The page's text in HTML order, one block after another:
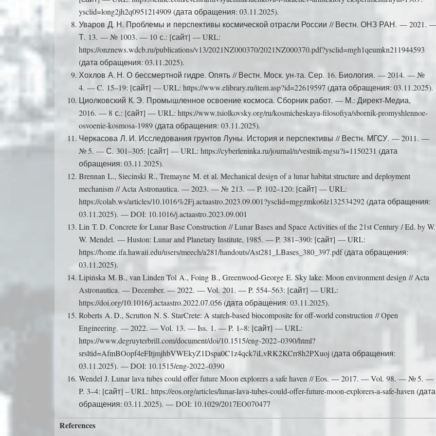
ysclid=long2jh2q0951214909 (дата обращения: 03.11.2025).
Уваров Д. Н. Проблемы и перспективы космической отрасли России // Вестн. ОНЗ РАН. — 2021.
Т. 13. — № 1003. — 10 с.: [сайт] — URL:
https://onznews.wdcb.ru/publications/v13/2021NZ000370/2021NZ000370.pdf?ysclid=­mgh1qeumkn211944593
(дата обращения: 03.11.2025).
Хохлов А. Н. О бессмертной гидре. Опять // Вестн. Моск. ун-та. Сер. 16. Биология. — 2014. — №
4. — C. 15–19: [сайт] — URL: https://www.elibrary.ru/item.asp?id=22619597 (дата обращения: 03.11.2025).
Циолковский К. Э. Промышленное освоение космоса. Сборник работ. — М.: Директ-Медиа,
2016. — 8 с.: [сайт] — URL: https://www.tsiolkovsky.org/ru/kosmicheskaya-filosofiya/sbornik-promyshlennoe-
osvoenie-kosmosa-1989 (дата обращения: 03.11.2025).
Черкасова Л. И. Исследования грунтов Луны. История и перспективы // Вестн. МГСУ. — 2011. —
№ 5. — С. 301–305: [сайт] — URL: https://cyberleninka.ru/journal/n/vestnik-mgsu?i=1150231 (дата
обращения: 03.11.2025).
Brennan L., Siecinski R., Tremayne M. et al. Mechanical design of a lunar habitat structure and deployment
mechanism // Acta Astronautica. — 2023. — № 213. — P. 102–120: [сайт] — URL:
https://colab.ws/articles/10.1016 %2Fj.actaastro.2023.09.001?ysclid=mggzmko6lz132534292 (дата обращения:
03.11.2025). — DOI: 10.1016/j.actaastro.2023.09.001
Lin T. D. Concrete for Lunar Base Construction // Lunar Bases and Space Activities of the 21st Century / Ed. by
W. Mendel. — Huston: Lunar and Planetary Institute, 1985. — P. 381–390: [сайт] — URL:
https://home.ifa.hawaii.edu/users/meech/a281/handouts/Ast281_LBases_380_397.pdf (дата обращения:
03.11.2025).
Lipińska M. B., van Linden Tol A., Foing B., Greenwood-George E. Sky lake: Moon environment design // Acta
Astronautica. — December. — 2022. — Vol. 201. — P. 554–563: [сайт] — URL:
https://doi.org/10.1016/j.actaastro.2022.07.056 (дата обращения: 03.11.2025).
Roberts A. D., Scrutton N. S. StarCrete: A starch-based biocomposite for off-world construction // Open
Engineering. — 2022. — Vol. 13. — Iss. 1. — P. 1–8: [сайт] — URL:
https://www.degruyterbrill.com/document/doi/10.1515/eng-2022–0390/html?
srsltid=AfmBOopf4eFItjmjhbVWEkyZ1Dspa0C1z4qck7iLvRK2KCrr8h2PXuoj (дата обращения:
03.11.2025). — DOI: 10.1515/eng-2022–0390
Wendel J. Lunar lava tubes could offer future Moon explorers a safe haven // Eos. — 2017. — Vol. 98. — № 5. —
P. 3–4: [сайт] – URL: https://eos.org/articles/lunar-lava-tubes-could-offer-future-moon-explorers-a-safe-haven (дата
обращения: 03.11.2025). — DOI: 10.1029/2017EO070477
References